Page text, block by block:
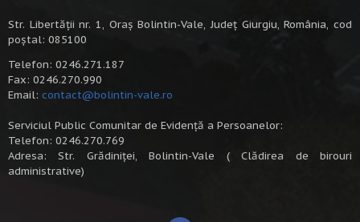
Str. Libertății nr. 1, Oraș Bolintin-Vale, Județ Giurgiu, România, cod
poștal: 085100
Telefon: 0246.271.187
Fax: 0246.270.990
Email: contact@bolintin-vale.ro
Serviciul Public Comunitar de Evidență a Persoanelor:
Telefon: 0246.270.769
Adresa: Str. Grădiniței, Bolintin-Vale ( Clădirea de birouri
administrative)